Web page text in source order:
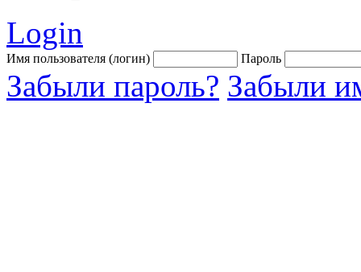
Login
Имя пользователя (логин) Пароль
Забыли пароль? Забыли